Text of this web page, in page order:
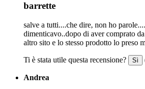
barrette
salve a tutti....che dire, non ho
dimenticavo..dopo di aver comprato
altro sito e lo stesso prodotto lo preso
Ti è stata utile questa recensione? Sì
Andrea